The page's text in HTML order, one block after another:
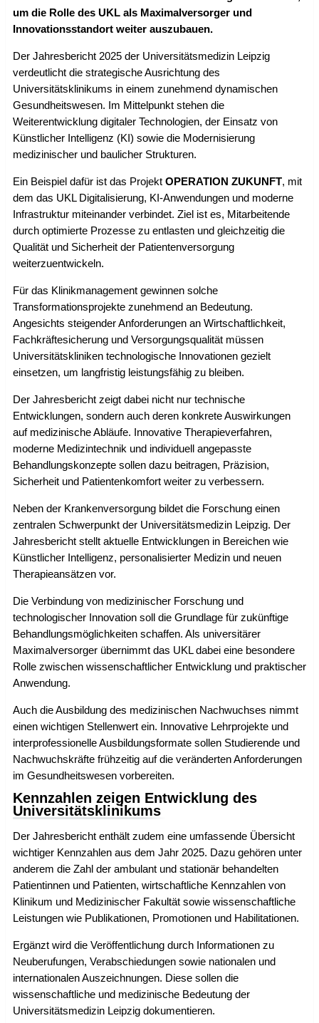
um die Rolle des UKL als Maximalversorger und
Innovationsstandort weiter auszubauen.
Der Jahresbericht 2025 der Universitätsmedizin Leipzig
verdeutlicht die strategische Ausrichtung des
Universitätsklinikums in einem zunehmend dynamischen
Gesundheitswesen. Im Mittelpunkt stehen die
Weiterentwicklung digitaler Technologien, der Einsatz von
Künstlicher Intelligenz (KI) sowie die Modernisierung
medizinischer und baulicher Strukturen.
Ein Beispiel dafür ist das Projekt OPERATION ZUKUNFT, mit
dem das UKL Digitalisierung, KI-Anwendungen und moderne
Infrastruktur miteinander verbindet. Ziel ist es, Mitarbeitende
durch optimierte Prozesse zu entlasten und gleichzeitig die
Qualität und Sicherheit der Patientenversorgung
weiterzuentwickeln.
Für das Klinikmanagement gewinnen solche
Transformationsprojekte zunehmend an Bedeutung.
Angesichts steigender Anforderungen an Wirtschaftlichkeit,
Fachkräftesicherung und Versorgungsqualität müssen
Universitätskliniken technologische Innovationen gezielt
einsetzen, um langfristig leistungsfähig zu bleiben.
Der Jahresbericht zeigt dabei nicht nur technische
Entwicklungen, sondern auch deren konkrete Auswirkungen
auf medizinische Abläufe. Innovative Therapieverfahren,
moderne Medizintechnik und individuell angepasste
Behandlungskonzepte sollen dazu beitragen, Präzision,
Sicherheit und Patientenkomfort weiter zu verbessern.
Neben der Krankenversorgung bildet die Forschung einen
zentralen Schwerpunkt der Universitätsmedizin Leipzig. Der
Jahresbericht stellt aktuelle Entwicklungen in Bereichen wie
Künstlicher Intelligenz, personalisierter Medizin und neuen
Therapieansätzen vor.
Die Verbindung von medizinischer Forschung und
technologischer Innovation soll die Grundlage für zukünftige
Behandlungsmöglichkeiten schaffen. Als universitärer
Maximalversorger übernimmt das UKL dabei eine besondere
Rolle zwischen wissenschaftlicher Entwicklung und praktischer
Anwendung.
Auch die Ausbildung des medizinischen Nachwuchses nimmt
einen wichtigen Stellenwert ein. Innovative Lehrprojekte und
interprofessionelle Ausbildungsformate sollen Studierende und
Nachwuchskräfte frühzeitig auf die veränderten Anforderungen
im Gesundheitswesen vorbereiten.
Kennzahlen zeigen Entwicklung des
Universitätsklinikums
Der Jahresbericht enthält zudem eine umfassende Übersicht
wichtiger Kennzahlen aus dem Jahr 2025. Dazu gehören unter
anderem die Zahl der ambulant und stationär behandelten
Patientinnen und Patienten, wirtschaftliche Kennzahlen von
Klinikum und Medizinischer Fakultät sowie wissenschaftliche
Leistungen wie Publikationen, Promotionen und Habilitationen.
Ergänzt wird die Veröffentlichung durch Informationen zu
Neuberufungen, Verabschiedungen sowie nationalen und
internationalen Auszeichnungen. Diese sollen die
wissenschaftliche und medizinische Bedeutung der
Universitätsmedizin Leipzig dokumentieren.